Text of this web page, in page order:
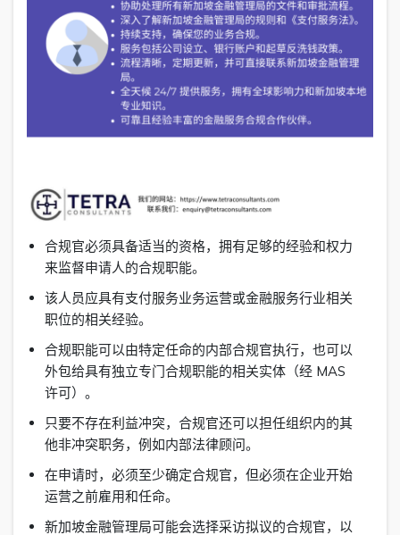
合规官必须具备适当的资格，拥有足够的经验和权力
来监督申请人的合规职能。
该人员应具有支付服务业务运营或金融服务行业相关
职位的相关经验。
合规职能可以由特定任命的内部合规官执行，也可以
外包给具有独立专门合规职能的相关实体（经 MAS
许可）。
只要不存在利益冲突，合规官还可以担任组织内的其
他非冲突职务，例如内部法律顾问。
在申请时，必须至少确定合规官，但必须在企业开始
运营之前雇用和任命。
新加坡金融管理局可能会选择采访拟议的合规官，以